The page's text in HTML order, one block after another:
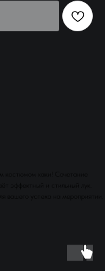
костюмом хаки! Сочетание
эффектный и стильный лук.
вашего успеха на мероприятии.